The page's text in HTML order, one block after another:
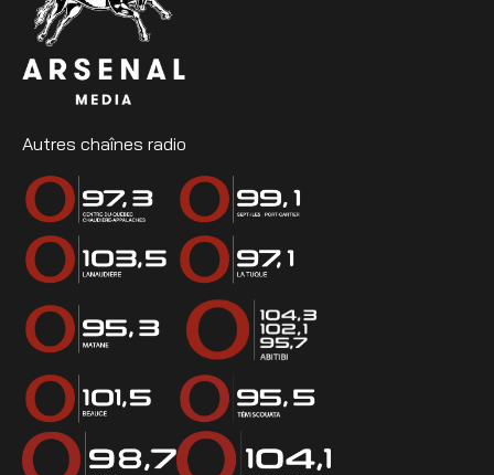
Autres chaînes radio